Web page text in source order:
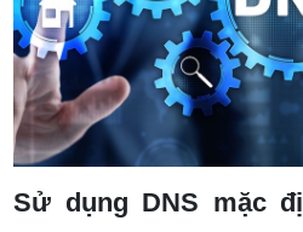
Sử dụng DNS mặc